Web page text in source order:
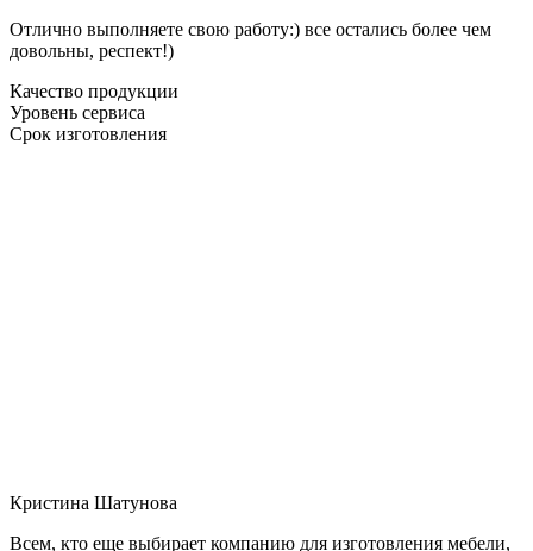
Отлично выполняете свою работу:) все остались более чем
довольны, респект!)
Качество продукции
Уровень сервиса
Срок изготовления
Кристина Шатунова
Всем, кто еще выбирает компанию для изготовления мебели,